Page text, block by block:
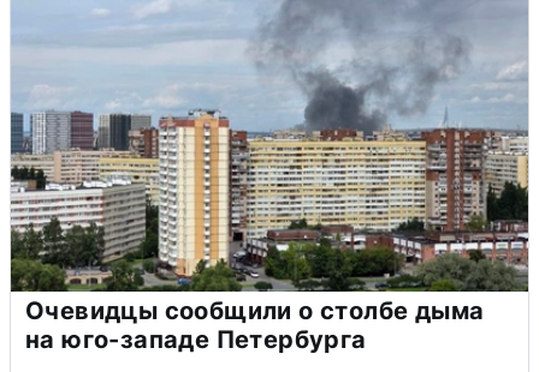
Очевидцы сообщили о столбе дыма
на юго-западе Петербурга